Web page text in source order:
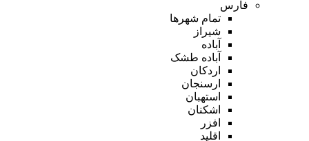
فارس
تمام شهر‌ها
شیراز
آباده
آباده طشک
اردکان
ارسنجان
استهبان
اشکنان
افزر
اقلید